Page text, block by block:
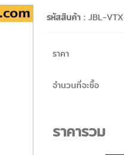
รหัสสินค้า : JBL-
ราคา
จำนวนที่จะซื้อ
ราคารวม